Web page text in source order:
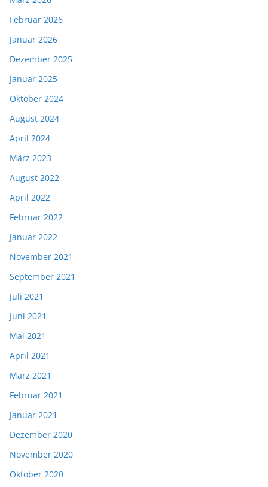
Februar 2026
Januar 2026
Dezember 2025
Januar 2025
Oktober 2024
August 2024
April 2024
März 2023
August 2022
April 2022
Februar 2022
Januar 2022
November 2021
September 2021
Juli 2021
Juni 2021
Mai 2021
April 2021
März 2021
Februar 2021
Januar 2021
Dezember 2020
November 2020
Oktober 2020